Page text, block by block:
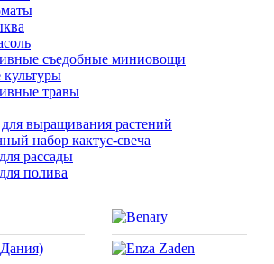
съедобные миниовощи
культуры
травы
выращивания растений
набор кактус-свеча
рассады
полива